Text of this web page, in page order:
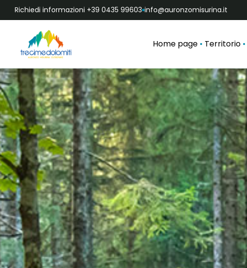
Richiedi informazioni +39 0435 99603 info@auronzomisurina.it
Home page Territorio